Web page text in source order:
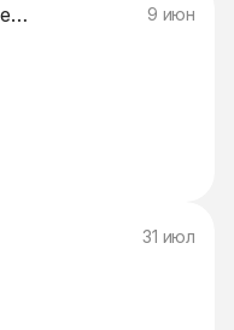
Цифровые привычки (Проект Банка) 9 июн
31 июл